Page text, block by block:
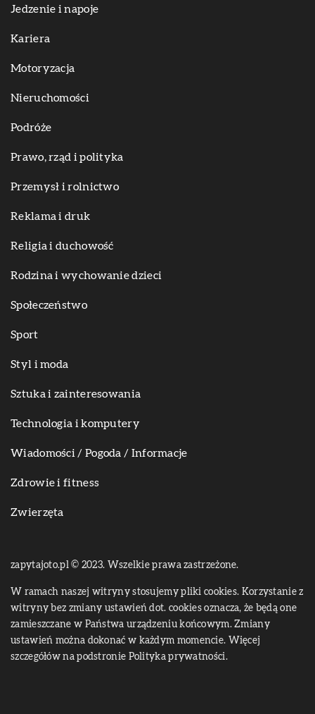
Jedzenie i napoje
Kariera
Motoryzacja
Nieruchomości
Podróże
Prawo, rząd i polityka
Przemysł i rolnictwo
Reklama i druk
Religia i duchowość
Rodzina i wychowanie dzieci
Społeczeństwo
Sport
Styl i moda
Sztuka i zainteresowania
Technologia i komputery
Wiadomości / Pogoda / Informacje
Zdrowie i fitness
Zwierzęta
zapytajoto.pl © 2023. Wszelkie prawa zastrzeżone.
W ramach naszej witryny stosujemy pliki cookies. Korzystanie z
witryny bez zmiany ustawień dot. cookies oznacza, że będą one
zamieszczane w Państwa urządzeniu końcowym. Zmiany
ustawień można dokonać w każdym momencie. Więcej
szczegółów na podstronie Polityka prywatności.